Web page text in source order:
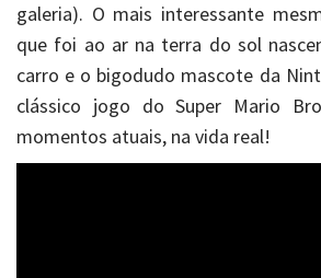
galeria). O mais interessante
que foi ao ar na terra do sol
carro e o bigodudo mascote da
clássico jogo do Super Mario
momentos atuais, na vida real!